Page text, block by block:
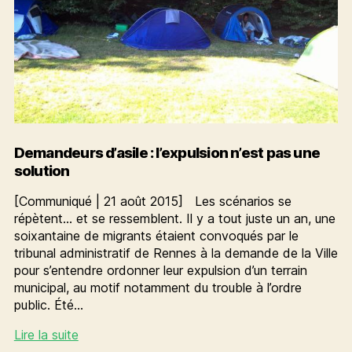
Demandeurs d’asile : l’expulsion n’est pas une
solution
[Communiqué | 21 août 2015] Les scénarios se
répètent… et se ressemblent. Il y a tout juste un an, une
soixantaine de migrants étaient convoqués par le
tribunal administratif de Rennes à la demande de la Ville
pour s’entendre ordonner leur expulsion d’un terrain
municipal, au motif notamment du trouble à l’ordre
public. Été…
Lire la suiteDemandeurs